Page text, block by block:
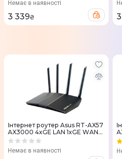
Немає в наявності
3 339₴
Iнтернет роутер Asus RT-AX57
AX3000 4xGE LAN 1xGE WAN
WPA3 MU-MIMO OFDMA MESH
Немає в наявності